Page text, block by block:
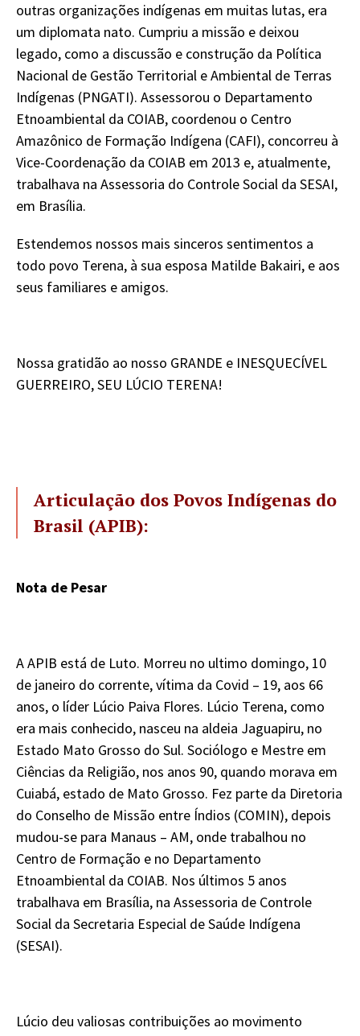
outras organizações indígenas em muitas lutas, era
um diplomata nato. Cumpriu a missão e deixou
legado, como a discussão e construção da Política
Nacional de Gestão Territorial e Ambiental de Terras
Indígenas (PNGATI). Assessorou o Departamento
Etnoambiental da COIAB, coordenou o Centro
Amazônico de Formação Indígena (CAFI), concorreu à
Vice-Coordenação da COIAB em 2013 e, atualmente,
trabalhava na Assessoria do Controle Social da SESAI,
em Brasília.
Estendemos nossos mais sinceros sentimentos a
todo povo Terena, à sua esposa Matilde Bakairi, e aos
seus familiares e amigos.
Nossa gratidão ao nosso GRANDE e INESQUECÍVEL
GUERREIRO, SEU LÚCIO TERENA!
Articulação dos Povos Indígenas do
Brasil (APIB):
Nota de Pesar
A APIB está de Luto. Morreu no ultimo domingo, 10
de janeiro do corrente, vítima da Covid – 19, aos 66
anos, o líder Lúcio Paiva Flores. Lúcio Terena, como
era mais conhecido, nasceu na aldeia Jaguapiru, no
Estado Mato Grosso do Sul. Sociólogo e Mestre em
Ciências da Religião, nos anos 90, quando morava em
Cuiabá, estado de Mato Grosso. Fez parte da Diretoria
do Conselho de Missão entre Índios (COMIN), depois
mudou-se para Manaus – AM, onde trabalhou no
Centro de Formação e no Departamento
Etnoambiental da COIAB. Nos últimos 5 anos
trabalhava em Brasília, na Assessoria de Controle
Social da Secretaria Especial de Saúde Indígena
(SESAI).
Lúcio deu valiosas contribuições ao movimento